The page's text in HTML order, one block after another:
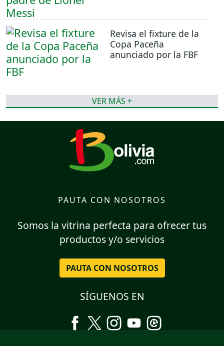
Revisa el fixture de la
Copa Paceña
anunciado por la FBF
VER MÁS +
PAUTA CON NOSOTROS
Somos la vitrina perfecta para ofrecer tus
productos y/o servicios
PAUTA CON NOSOTROS
SÍGUENOS EN